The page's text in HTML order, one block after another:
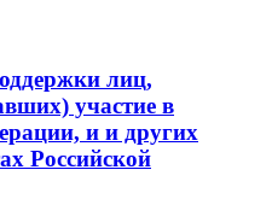
лиц,
участие в
и и других
Российской